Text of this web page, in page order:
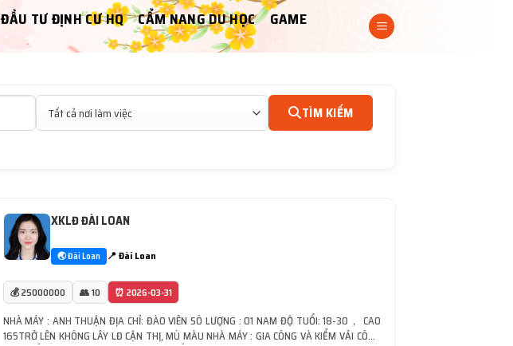
ĐẦU TƯ ĐỊNH CƯ HQ CẨM NANG DU HỌC
GAME
TÌM KIẾM
XKLĐ ĐÀI LOAN
🌏 Đài Loan 📍 Đài Loan
💰 25000000 👥 10 ⏰ 2026-03-31
NHÀ MÁY : ANH THUẬN ĐỊA CHỈ: ĐÀO VIÊN SÔ LƯỢNG : 01 NAM ĐỘ TUỔI: 18-30， CAO
165TRỞ LÊN KHÔNG LÂY LĐ CẬN THỊ, MÙ MÀU NHÀ MÁY : GIA CÔNG VÀ KIỂM VẢI CÔNG